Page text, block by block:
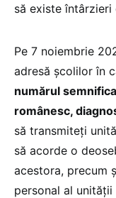
să existe întârzieri
Pe 7 noiembrie
adresă școlilor în
numărul
românesc,
să transmiteți
să acorde o
acestora, precum
personal al